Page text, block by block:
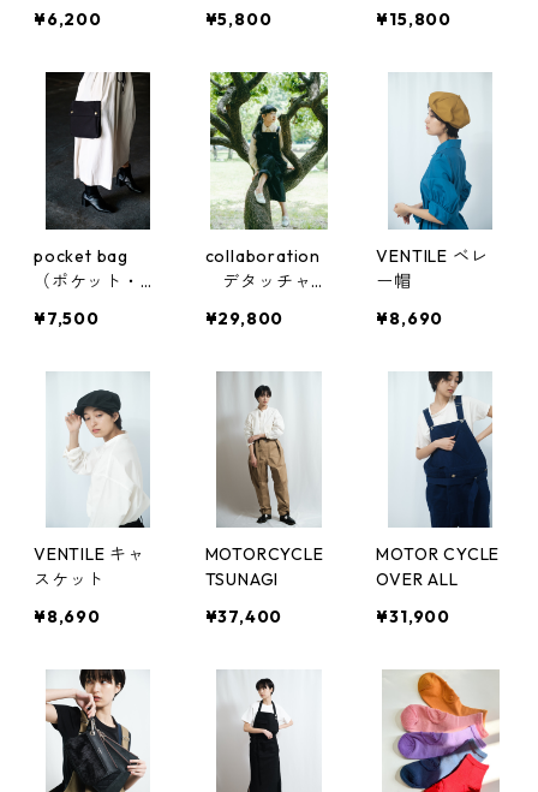
asazu
¥6,200 ¥5,800 ¥15,800
pocket bag
（ポケット・バ
¥7,500
collaboration
デタッチャブ
オーバーオール
¥29,800
VENTILE ベレ
ー帽
¥8,690
VENTILE キャ
スケット
¥8,690
MOTORCYCLE
TSUNAGI
¥37,400
MOTOR CYCLE
OVER ALL
¥31,900